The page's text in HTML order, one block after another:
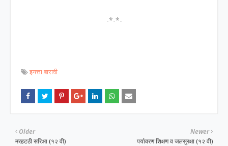
-*-*-
इयत्ता बारावी
Newer
पर्यावरण शिक्षण व जलसुरक्षा (१२ वी)
Older
मरहटठी सरिआ (१२ वी)